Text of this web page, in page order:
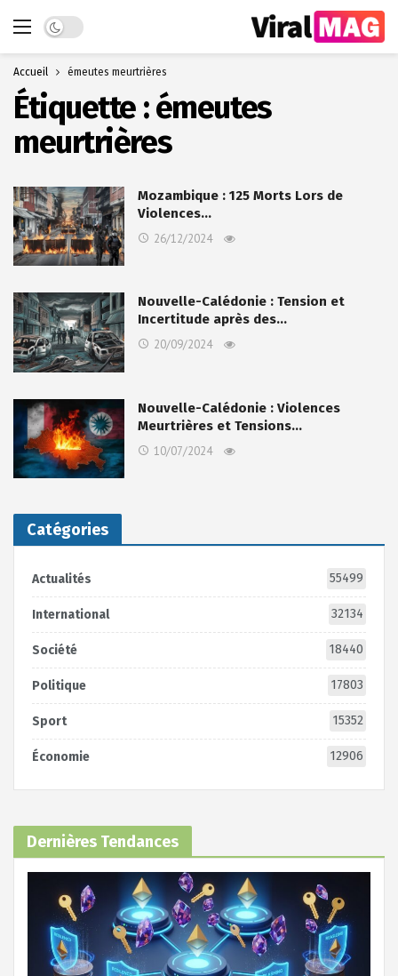
Dark mode
Accueil émeutes meurtrières
Étiquette :émeutes
meurtrières
Mozambique : 125 Morts Lors de
Violences…
26/12/2024
Nouvelle-Calédonie : Tension et
Incertitude après des…
20/09/2024
Nouvelle-Calédonie : Violences
Meurtrières et Tensions…
10/07/2024
Catégories
Actualités 55499
International 32134
Société 18440
Politique 17803
Sport 15352
Économie 12906
Dernières Tendances